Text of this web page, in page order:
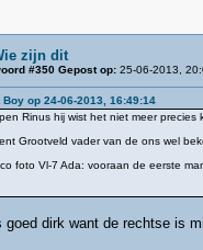
zijn dit
#350 Gepost op:25-06-2013,
op 24-06-2013, 16:49:14
Rinus hij wist het niet meer precies
Grootveld vader van de ons wel
foto Vl-7 Ada: vooraan de eerste
goed dirk want de rechtse is